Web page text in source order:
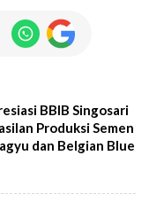
BBIB Singosari
Produksi Semen
dan Belgian Blue